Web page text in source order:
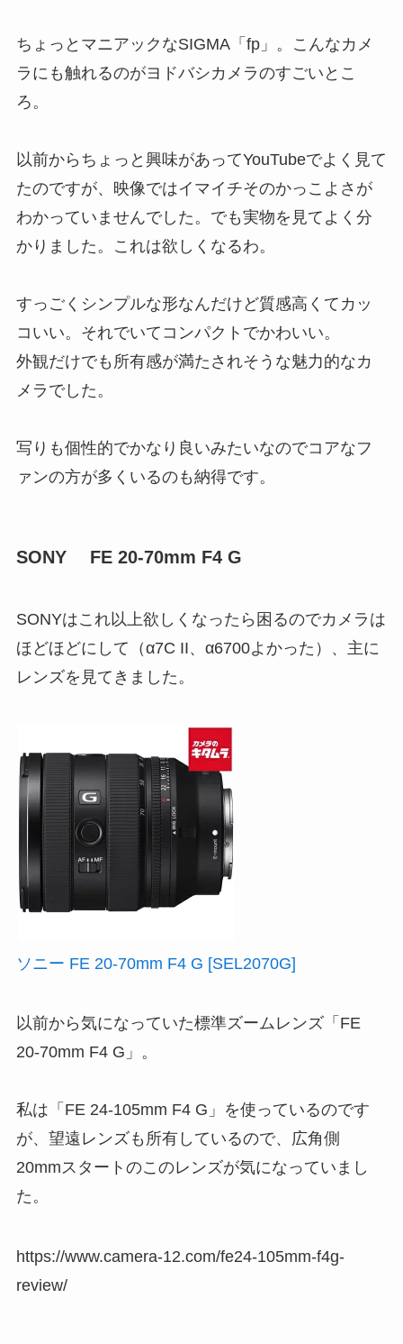
ちょっとマニアックなSIGMA「fp」。こんなカメ
ラにも触れるのがヨドバシカメラのすごいとこ
ろ。
以前からちょっと興味があってYouTubeでよく見て
たのですが、映像ではイマイチそのかっこよさが
わかっていませんでした。でも実物を見てよく分
かりました。これは欲しくなるわ。
すっごくシンプルな形なんだけど質感高くてカッ
コいい。それでいてコンパクトでかわいい。
外観だけでも所有感が満たされそうな魅力的なカ
メラでした。
写りも個性的でかなり良いみたいなのでコアなフ
ァンの方が多くいるのも納得です。
SONY FE 20-70mm F4 G
SONYはこれ以上欲しくなったら困るのでカメラは
ほどほどにして（α7C II、α6700よかった）、主に
レンズを見てきました。
ソニー FE 20-70mm F4 G [SEL2070G]
以前から気になっていた標準ズームレンズ「FE
20-70mm F4 G」。
私は「FE 24-105mm F4 G」を使っているのです
が、望遠レンズも所有しているので、広角側
20mmスタートのこのレンズが気になっていまし
た。
https://www.camera-12.com/fe24-105mm-f4g-
review/